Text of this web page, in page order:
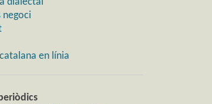
negoci
en línia